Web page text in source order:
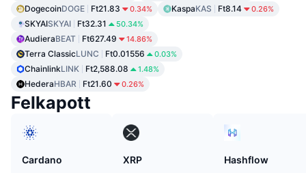
DogecoinDOGE Ft21.83 0.34% KaspaKAS Ft8.14 0.26%
SKYAISKYAI Ft32.31 50.34%
AudieraBEAT Ft627.49 14.86%
Terra ClassicLUNC Ft0.01556 0.03%
ChainlinkLINK Ft2,588.08 1.48%
HederaHBAR Ft21.60 0.26%
Felkapott
Cardano
XRP
Hashflow